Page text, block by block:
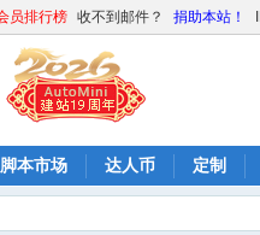
员排行榜 收不到邮件？ 捐助本站！
脚本市场 达人币 定制